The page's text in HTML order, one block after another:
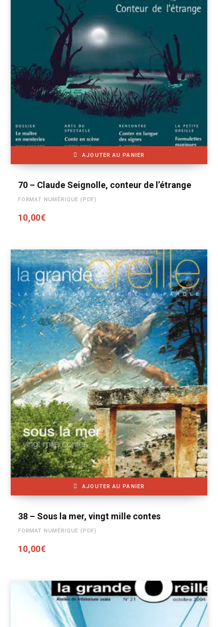
AJOUTER AU PANIER
70 – Claude Seignolle, conteur de l’étrange
FORMAT NUMÉRIQUE (PDF)
10,00€
AJOUTER AU PANIER
38 – Sous la mer, vingt mille contes
FORMAT NUMÉRIQUE (PDF)
10,00€